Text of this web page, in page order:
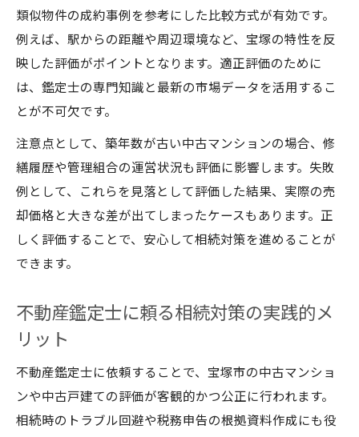
類似物件の成約事例を参考にした比較方式が有効です。
例えば、駅からの距離や周辺環境など、宝塚の特性を反
映した評価がポイントとなります。適正評価のために
は、鑑定士の専門知識と最新の市場データを活用するこ
とが不可欠です。
注意点として、築年数が古い中古マンションの場合、修
繕履歴や管理組合の運営状況も評価に影響します。失敗
例として、これらを見落として評価した結果、実際の売
却価格と大きな差が出てしまったケースもあります。正
しく評価することで、安心して相続対策を進めることが
できます。
不動産鑑定士に頼る相続対策の実践的メ
リット
不動産鑑定士に依頼することで、宝塚市の中古マンショ
ンや中古戸建ての評価が客観的かつ公正に行われます。
相続時のトラブル回避や税務申告の根拠資料作成にも役